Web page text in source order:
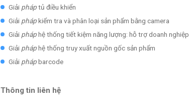
Giảipháptủ điều khiển
Giảiphápkiểm tra và phân loại sản phẩm bằng camera
Giảipháphệ thống tiết kiệm năng lượng: hỗ trợ doanh nghiệp
Giảipháphệ thống truy xuất nguồn gốc sản phẩm
Giảiphápbarcode
Thông tin liên hệ